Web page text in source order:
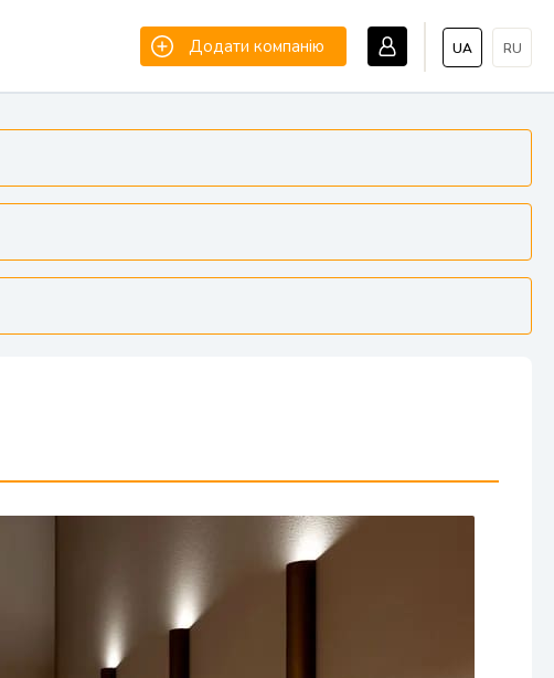
UA RU
Додати компанію